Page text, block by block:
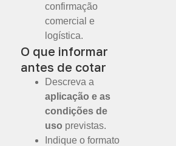
confirmação
comercial e
logística.
O que informar
antes de cotar
Descreva a
aplicação e as
condições de
uso previstas.
Indique o formato